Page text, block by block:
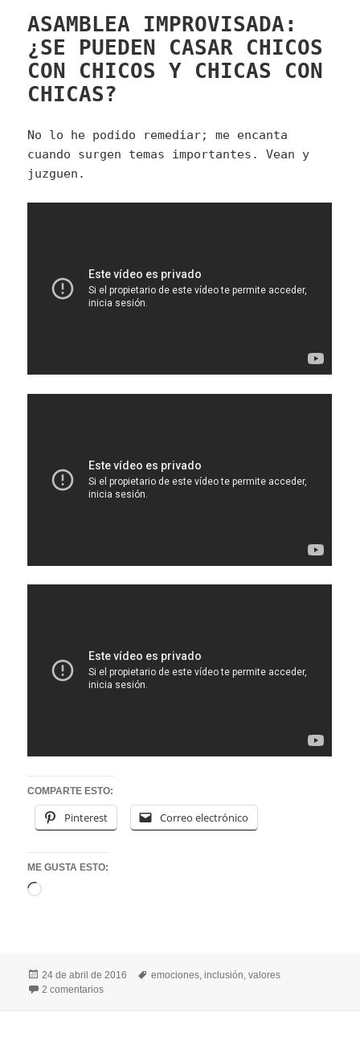
ASAMBLEA IMPROVISADA:
¿SE PUEDEN CASAR CHICOS
CON CHICOS Y CHICAS CON
CHICAS?
No lo he podido remediar; me encanta
cuando surgen temas importantes. Vean y
juzguen.
COMPARTE ESTO:
Pinterest Correo electrónico
ME GUSTA ESTO:
Cargando...
Publicado
el
24 de abril de 2016 Etiquetas
emociones ,inclusión ,valores
2 comentariosen ASAMBLEA IMPROVISADA: ¿SE PUEDEN CASAR